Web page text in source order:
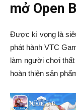
mở Open
Được kì vọng là
phát hành VTC
làm người chơi
hoàn thiện sản